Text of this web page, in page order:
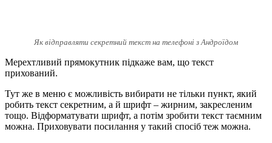
Як відправляти секретний текст на телефоні з Андроїдом
Мерехтливий прямокутник підкаже вам, що текст
прихований.
Тут же в меню є можливість вибирати не тільки пункт, який
робить текст секретним, а й шрифт – жирним, закресленим
тощо. Відформатувати шрифт, а потім зробити текст таємним
можна. Приховувати посилання у такий спосіб теж можна.